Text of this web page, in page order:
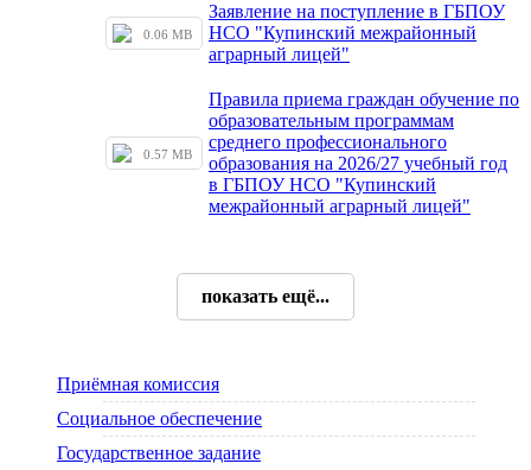
0.06 MB
Заявление на поступление в ГБПОУ
НСО "Купинский межрайонный
аграрный лицей"
0.57 MB
Правила приема граждан обучение по
образовательным программам
среднего профессионального
образования на 2026/27 учебный год
в ГБПОУ НСО "Купинский
межрайонный аграрный лицей"
показать ещё...
Приёмная комиссия
Социальное обеспечение
Государственное задание